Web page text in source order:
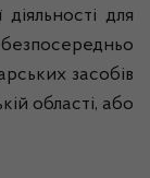
для
засобів
області, або